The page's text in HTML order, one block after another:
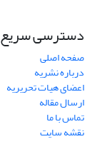
دسترسی سریع
صفحه اصلی
درباره نشریه
اعضای هیات تحریریه
ارسال مقاله
تماس با ما
نقشه سایت